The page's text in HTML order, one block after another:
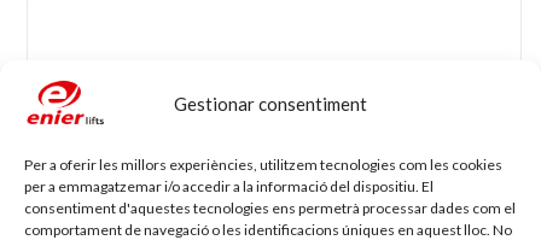
Gestionar consentiment
Per a oferir les millors experiències, utilitzem tecnologies com les cookies
per a emmagatzemar i/o accedir a la informació del dispositiu. El
consentiment d'aquestes tecnologies ens permetrà processar dades com el
comportament de navegació o les identificacions úniques en aquest lloc. No
Nom* Adreça electrònica*